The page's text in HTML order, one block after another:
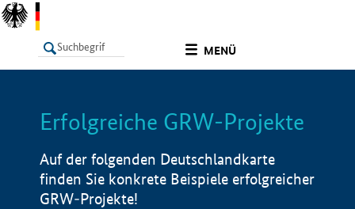
MENÜ
LISTE Info
Erfolgreiche GRW-Projekte
Auf der folgenden Deutschlandkarte
finden Sie konkrete Beispiele erfolgreicher
GRW-Projekte!